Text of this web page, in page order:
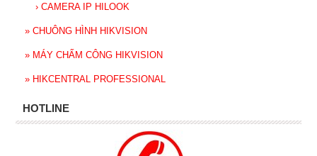
› CAMERA IP HILOOK
» CHUÔNG HÌNH HIKVISION
» MÁY CHẤM CÔNG HIKVISION
» HIKCENTRAL PROFESSIONAL
HOTLINE